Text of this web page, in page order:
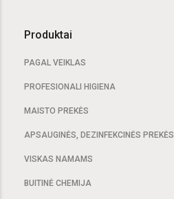
Produktai
PAGAL VEIKLAS
PROFESIONALI HIGIENA
MAISTO PREKĖS
APSAUGINĖS, DEZINFEKCINĖS PREKĖS
VISKAS NAMAMS
BUITINĖ CHEMIJA